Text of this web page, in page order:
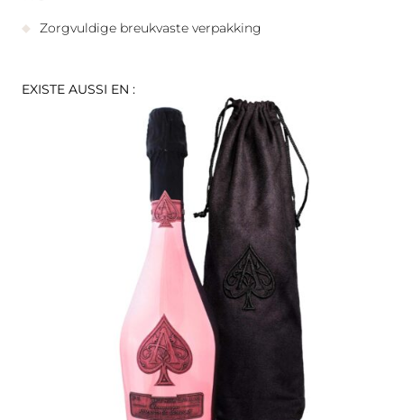
Zorgvuldige breukvaste verpakking
EXISTE AUSSI EN :